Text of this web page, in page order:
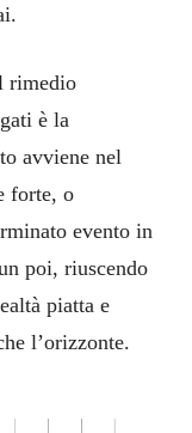
rimedio
è la
avviene nel
forte, o
evento in
poi, riuscendo
piatta e
l’orizzonte.